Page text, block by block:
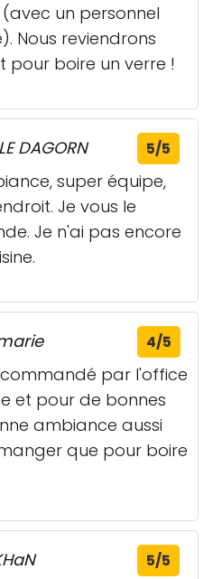
un personnel
Nous reviendrons
pour boire un verre !
DAGORN 5/5
super équipe,
Je vous le
Je n'ai pas encore
4/5
par l'office
et pour de bonnes
ambiance aussi
que pour boire
5/5